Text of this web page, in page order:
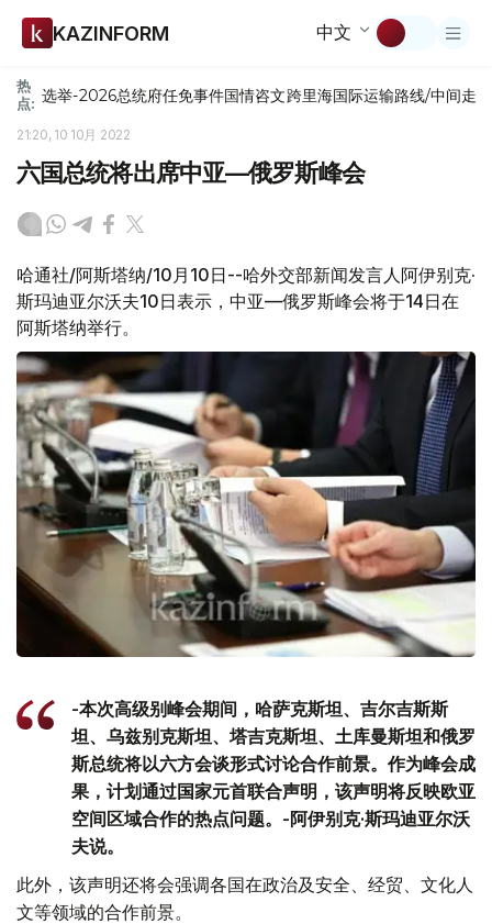
KAZINFORM 中文
热
点: 选举-2026总统府任免事件国情咨文跨里海国际运输路线/中间走廊
21:20, 10 10月 2022
六国总统将出席中亚—俄罗斯峰会
哈通社/阿斯塔纳/10月10日--哈外交部新闻发言人阿伊别克·
斯玛迪亚尔沃夫10日表示，中亚—俄罗斯峰会将于14日在
阿斯塔纳举行。
-本次高级别峰会期间，哈萨克斯坦、吉尔吉斯斯
坦、乌兹别克斯坦、塔吉克斯坦、土库曼斯坦和俄罗
斯总统将以六方会谈形式讨论合作前景。作为峰会成
果，计划通过国家元首联合声明，该声明将反映欧亚
空间区域合作的热点问题。-阿伊别克·斯玛迪亚尔沃
夫说。
此外，该声明还将会强调各国在政治及安全、经贸、文化人
文等领域的合作前景。